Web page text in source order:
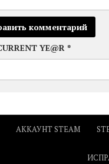
YE@R *
АККАУНТ STEAM